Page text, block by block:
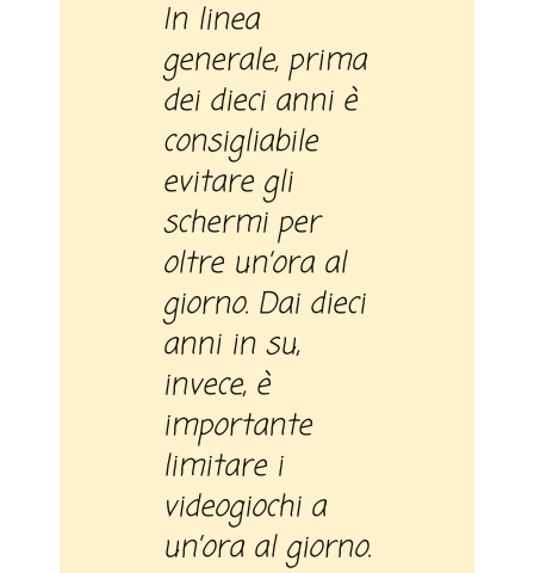
In linea
generale, prima
dei dieci anni è
consigliabile
evitare gli
schermi per
oltre un’ora al
giorno. Dai dieci
anni in su,
invece, è
importante
limitare i
videogiochi a
un’ora al giorno.